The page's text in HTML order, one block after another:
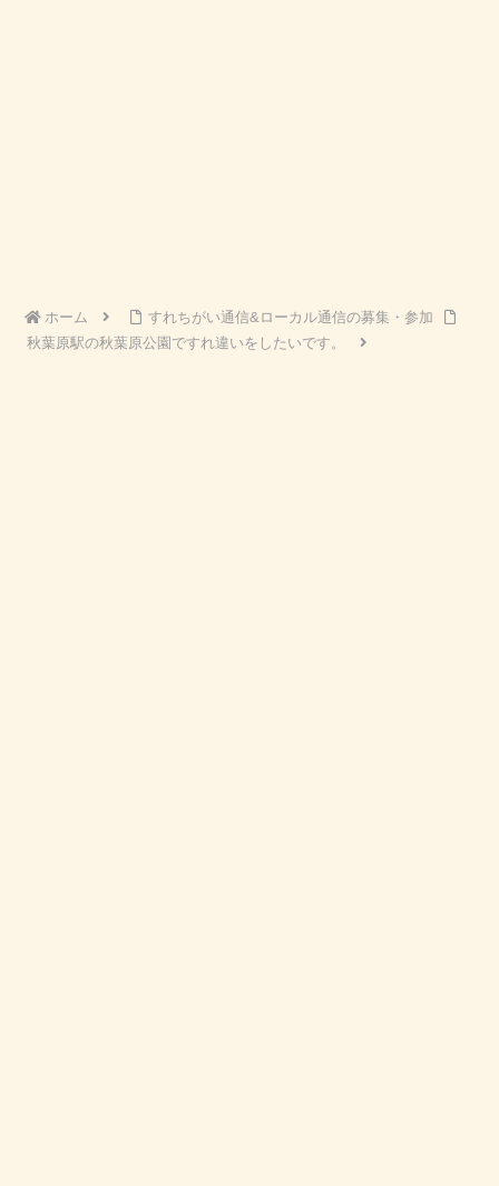
ホーム
すれちがい通信&ローカル通信の募集・参加
秋葉原駅の秋葉原公園ですれ違いをしたいです。